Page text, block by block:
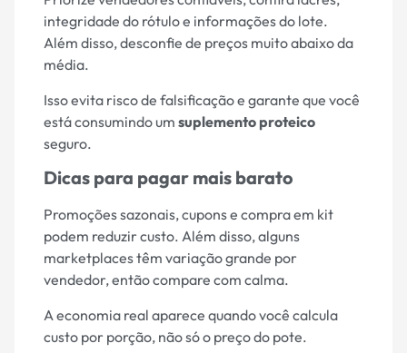
integridade do rótulo e informações do lote.
Além disso, desconfie de preços muito abaixo da
média.
Isso evita risco de falsificação e garante que você
está consumindo um suplemento proteico
seguro.
Dicas para pagar mais barato
Promoções sazonais, cupons e compra em kit
podem reduzir custo. Além disso, alguns
marketplaces têm variação grande por
vendedor, então compare com calma.
A economia real aparece quando você calcula
custo por porção, não só o preço do pote.